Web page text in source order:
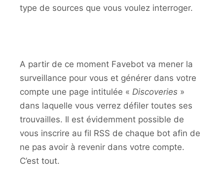
type de sources que vous voulez interroger.
A partir de ce moment Favebot va mener la
surveillance pour vous et générer dans votre
compte une page intitulée « Discoveries »
dans laquelle vous verrez défiler toutes ses
trouvailles. Il est évidemment possible de
vous inscrire au fil RSS de chaque bot afin de
ne pas avoir à revenir dans votre compte.
C’est tout.